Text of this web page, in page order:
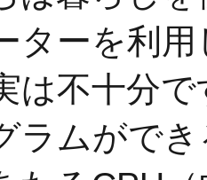
ターを利
は不十分で
ムができ